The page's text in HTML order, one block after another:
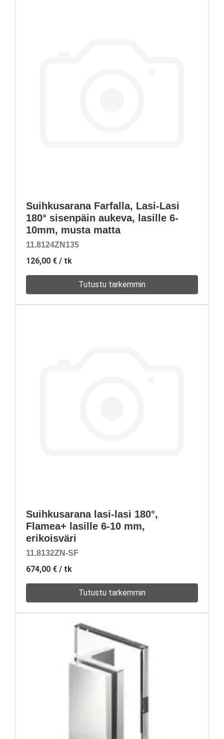
Suihkusarana Farfalla, Lasi-Lasi
180° sisenpäin aukeva, lasille 6-
10mm, musta matta
11.8124ZN135
126,00 € / tk
Tutustu tarkemmin
Suihkusarana lasi-lasi 180°,
Flamea+ lasille 6-10 mm,
erikoisväri
11.8132ZN-SF
674,00 € / tk
Tutustu tarkemmin